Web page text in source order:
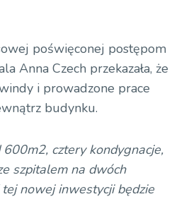
poświęconej postępom
Anna Czech przekazała, że
i prowadzone prace
budynku.
cztery kondygnacje,
szpitalem na dwóch
nowej inwestycji będzie